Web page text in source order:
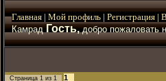
Главная | Мой профиль | Регистрация |
КамрадГость,добро пожаловать
Страница 1 из 1 1